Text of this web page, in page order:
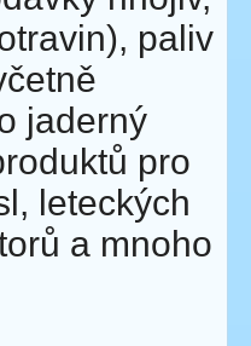
paliv
jaderný
pro
leteckých
a mnoho